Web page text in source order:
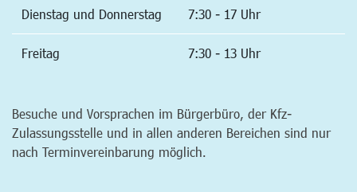
Dienstag und Donnerstag 7:30 - 17 Uhr
Freitag 7:30 - 13 Uhr
Besuche und Vorsprachen im Bürgerbüro, der Kfz-
Zulassungsstelle und in allen anderen Bereichen sind nur
nach Terminvereinbarung möglich.